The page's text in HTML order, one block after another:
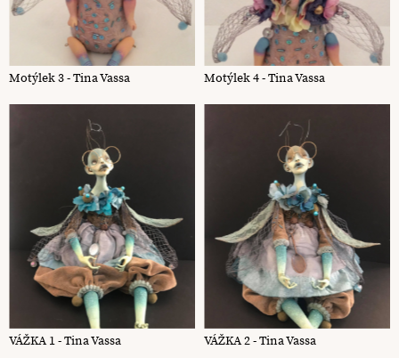
Motýlek 3 - Tina Vassa Motýlek 4 - Tina Vassa
VÁŽKA 1 - Tina Vassa VÁŽKA 2 - Tina Vassa